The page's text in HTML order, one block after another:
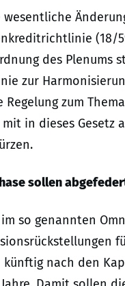
(18/
des Plenums
zur
zum
in dieses Gesetz
sollen
so genannten
nach den